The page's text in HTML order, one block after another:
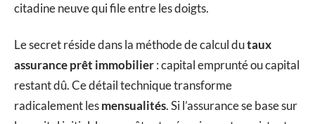
citadine neuve qui file entre les doigts.
Le secret réside dans la méthode de calcul dutaux
assurance prêt immobilier: capital emprunté ou capital
restant dû. Ce détail technique transforme
radicalement lesmensualités. Si l’assurance se base sur